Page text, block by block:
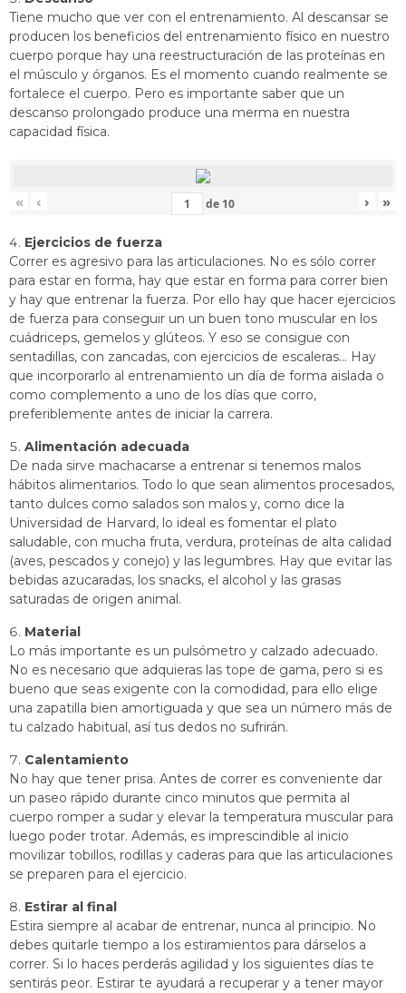
Tiene mucho que ver con el entrenamiento. Al descansar se
producen los beneficios del entrenamiento físico en nuestro
cuerpo porque hay una reestructuración de las proteínas en
el músculo y órganos. Es el momento cuando realmente se
fortalece el cuerpo. Pero es importante saber que un
descanso prolongado produce una merma en nuestra
capacidad física.
« ‹ de 10 › »
Ejercicios de fuerza
Correr es agresivo para las articulaciones. No es sólo correr
para estar en forma, hay que estar en forma para correr bien
y hay que entrenar la fuerza. Por ello hay que hacer ejercicios
de fuerza para conseguir un un buen tono muscular en los
cuádriceps, gemelos y glúteos. Y eso se consigue con
sentadillas, con zancadas, con ejercicios de escaleras… Hay
que incorporarlo al entrenamiento un día de forma aislada o
como complemento a uno de los días que corro,
preferiblemente antes de iniciar la carrera.
Alimentación adecuada
De nada sirve machacarse a entrenar si tenemos malos
hábitos alimentarios. Todo lo que sean alimentos procesados,
tanto dulces como salados son malos y, como dice la
Universidad de Harvard, lo ideal es fomentar el plato
saludable, con mucha fruta, verdura, proteínas de alta calidad
(aves, pescados y conejo) y las legumbres. Hay que evitar las
bebidas azucaradas, los snacks, el alcohol y las grasas
saturadas de origen animal.
Material
Lo más importante es un pulsómetro y calzado adecuado.
No es necesario que adquieras las tope de gama, pero si es
bueno que seas exigente con la comodidad, para ello elige
una zapatilla bien amortiguada y que sea un número más de
tu calzado habitual, así tus dedos no sufrirán.
Calentamiento
No hay que tener prisa. Antes de correr es conveniente dar
un paseo rápido durante cinco minutos que permita al
cuerpo romper a sudar y elevar la temperatura muscular para
luego poder trotar. Además, es imprescindible al inicio
movilizar tobillos, rodillas y caderas para que las articulaciones
se preparen para el ejercicio.
Estirar al final
Estira siempre al acabar de entrenar, nunca al principio. No
debes quitarle tiempo a los estiramientos para dárselos a
correr. Si lo haces perderás agilidad y los siguientes días te
sentirás peor. Estirar te ayudará a recuperar y a tener mayor